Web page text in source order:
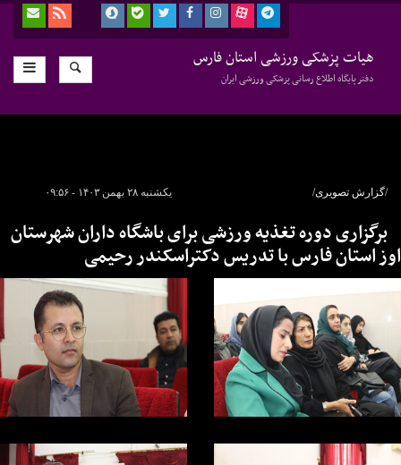
هیات پزشکی ورزشی استان فارس
دفتر پایگاه اطلاع رسانی پزشکی ورزشی ایران
یکشنبه ۲۸ بهمن ۱۴۰۳ - ۰۹:۵۶ /گزارش تصویری/
برگزاری دوره تغذیه ورزشی برای باشگاه داران شهرستان
اوز استان فارس با تدریس دکتراسکندر رحیمی